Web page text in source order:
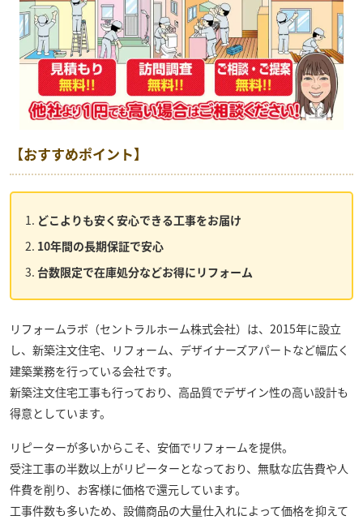
【おすすめポイント】
どこよりも安く安心できる工事をお届け
10年間の長期保証で安心
台数限定で在庫処分などお得にリフォーム
リフォームラボ（セントラルホーム株式会社） は、2015年に設立
し、新築注文住宅、リフォーム、デザイナーズアパートなど幅広く
建築業務を行っている会社です。
新築注文住宅工事も行っており、高品質でデザイン性の高い設計も
得意としています。
リピーターが多いからこそ、安価でリフォームを提供。
受注工事の半数以上がリピーターとなっており、無駄な広告費や人
件費を削り、お客様に価格で還元しています。
工事件数も多いため、設備商品の大量仕入れによって価格を抑えて